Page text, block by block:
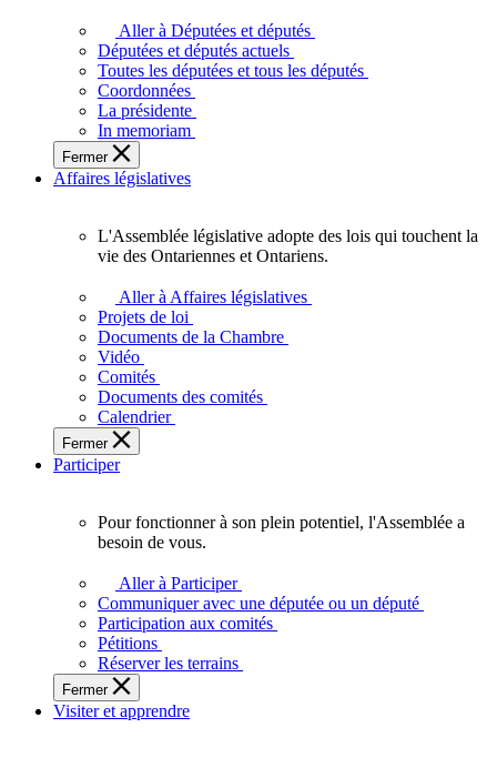
députés
vous
représentent
sein
de
l'Assemblée
législative
l'Ontario.
Aller à Députées et députés
Députées et députés actuels
Toutes les députées et tous les députés
Coordonnées
La présidente
In memoriam
Fermer
Affaires législatives
L'Assemblée
adopte
touchent
des
Ontariennes
et
L'Assemblée législative adopte des lois qui touchent la
vie des Ontariennes et Ontariens.
Aller à Affaires législatives
Projets de loi
Documents de la Chambre
Vidéo
Comités
Documents des comités
Calendrier
Fermer
Participer
plein
potentiel,
l'Assemblée
a
besoin
de
Pour fonctionner à son plein potentiel, l'Assemblée a
besoin de vous.
Aller à Participer
Communiquer avec une députée ou un député
Participation aux comités
Pétitions
Réserver les terrains
Fermer
Visiter et apprendre